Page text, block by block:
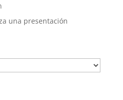
una presentación